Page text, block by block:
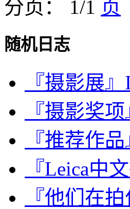
分页： 1/1
随机日志
『摄影展
『摄影奖
『推荐作
『Leica中
『他们在